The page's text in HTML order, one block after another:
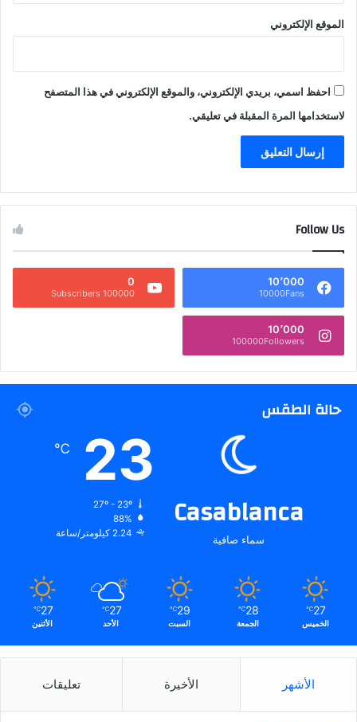
الموقع الإلكتروني
احفظ اسمي، بريدي الإلكتروني، والموقع الإلكتروني في هذا المتصفح
لاستخدامها المرة المقبلة في تعليقي.
Follow Us
10٬000
10000Fans
0
100000 Subscribers
10٬000
100000Followers
حالة الطقس
Casablanca
سماء صافية
23
℃
27º - 23º
88%
2.24 كيلومتر/ساعة
27
℃
الخميس
28
℃
الجمعة
29
℃
السبت
27
℃
الأحد
27
℃
الأثنين
الأشهر الأخيرة تعليقات